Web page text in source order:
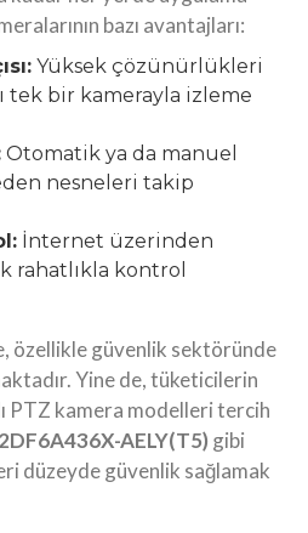
bazı avantajları:
Yüksek çözünürlükleri
tek bir kamerayla izleme
Otomatik ya da manuel
nesneleri takip
İnternet üzerinden
rahatlıkla kontrol
özellikle güvenlik sektöründe
Yine de, tüketicilerin
PTZ kamera modelleri tercih
AELY(T5) gibi
düzeyde güvenlik sağlamak